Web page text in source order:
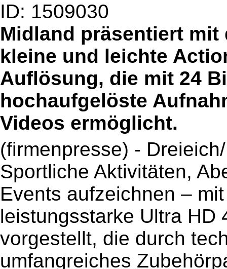
ID: 1509030
Midland präsentiert mit
kleine und leichte
Auflösung, die mit 24
hochaufgelöste
Videos ermöglicht.
(firmenpresse) -
Sportliche Aktivitäten,
Events aufzeichnen –
leistungsstarke Ultra HD
vorgestellt, die durch
umfangreiches